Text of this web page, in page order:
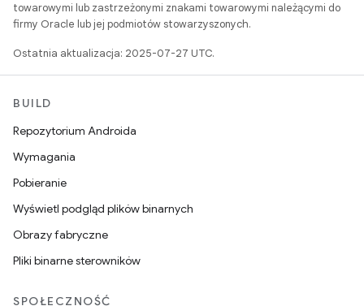
towarowymi lub zastrzeżonymi znakami towarowymi należącymi do
firmy Oracle lub jej podmiotów stowarzyszonych.
Ostatnia aktualizacja: 2025-07-27 UTC.
BUILD
Repozytorium Androida
Wymagania
Pobieranie
Wyświetl podgląd plików binarnych
Obrazy fabryczne
Pliki binarne sterowników
SPOŁECZNOŚĆ